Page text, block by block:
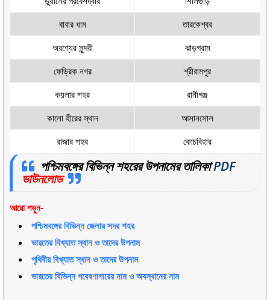
বাবার ধাম
তারকেশ্বর
অরণ্যের সুন্দরী
ঝাড়গ্রাম
ফেড্রিক নগর
শ্রীরামপুর
কয়লার শহর
রানীগঞ্জ
কালো হীরের স্থান
আসানসোল
রাজার শহর
কোচবিহার
পশ্চিমবঙ্গের বিভিন্ন শহরের উপনামের তালিকাPDF
ডাউনলোড
আরো পড়ুন-
পশ্চিমবঙ্গের বিভিন্ন জেলার সদর শহর
ভারতের বিখ্যাত স্থান ও তাদের উপনাম
পৃথিবীর বিখ্যাত স্থান ও তাদের উপনাম
ভারতের বিভিন্ন গবেষণাগারের নাম ও অবস্থানের নাম